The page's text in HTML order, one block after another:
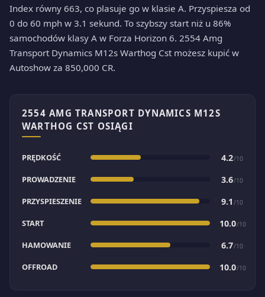
Index równy 663, co plasuje go w klasie A. Przyspiesza od
0 do 60 mph w 3.1 sekund. To szybszy start niż u 86%
samochodów klasy A w Forza Horizon 6. 2554 Amg
Transport Dynamics M12s Warthog Cst możesz kupić w
Autoshow za 850,000 CR.
2554 AMG TRANSPORT DYNAMICS M12S
WARTHOG CST OSIĄGI
PRĘDKOŚĆ 4.2/10
PROWADZENIE 3.6/10
PRZYSPIESZENIE 9.1 /10
START 10.0/10
HAMOWANIE 6.7/10
OFFROAD 10.0/10